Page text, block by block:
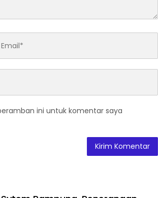
ini untuk komentar saya